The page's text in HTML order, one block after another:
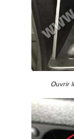
Ouvrir